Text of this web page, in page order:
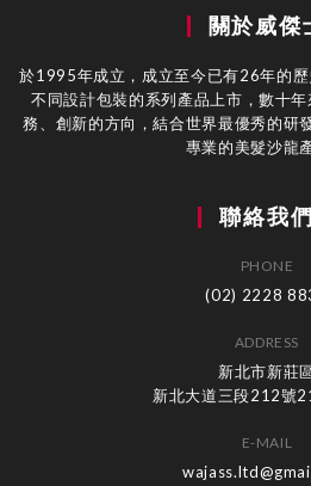
關於威傑
於1995年成立，成立至今已有26年的
不同設計包裝的系列產品上市，數十
務、創新的方向，結合世界最優秀的研
專業的美髮沙龍
聯絡我們
PHONE
(02) 2228
ADDRESS
新北市新莊
新北大道三段212號
E-MAIL